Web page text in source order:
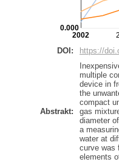
2002
0.000
DOI: https://
Abstrakt:
multiple
device in
the
compact
gas
diameter
a
water at
curve was
elements